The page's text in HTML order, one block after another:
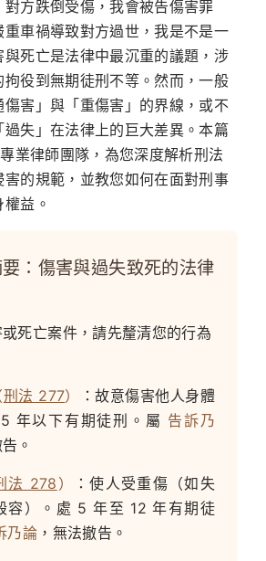
對方跌倒受傷，我會被告傷害罪
重車禍導致對方過世，我是不是一
與死亡是法律中最沉重的議題，涉
拘役到無期徒刑不等。然而，一般
傷害」與「重傷害」的界線，或不
失」在法律上的巨大差異。本篇
業律師團隊，為您深度解析刑法
害的規範，並教您如何在面對刑事
益。
：傷害與過失致死的法律
死亡案件，請先釐清您的行為
刑法 277）
：故意傷害他人身體
年以下有期徒刑。屬 告訴乃
。
法 278 ）
：使人受重傷（如失
容）。處 5 年至 12 年有期徒
乃論 ，無法撤告。